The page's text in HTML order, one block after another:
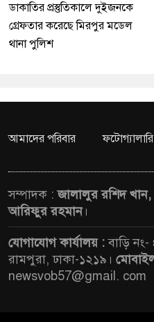
ডাকাতির প্রস্তুতিকালে দুইজনকে
গ্রেফতার করেছে মিরপুর মডেল
থানা পুলিশ
আমাদের পরিবার ফটোগ্যালারি
সম্পাদক :জালালুর রশিদ খান,
আরিফুর রহমান।
যোগাযোগ কার্যালয় :বাড়ি
রামপুরা, ঢাকা-১২১৯।
newsvob57@gmail. com